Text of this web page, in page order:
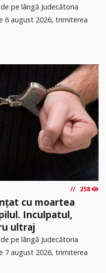
pe lângă Judecătoria
6 august 2026, trimiterea
258
cu moartea
Inculpatul,
ultraj
pe lângă Judecătoria
7 august 2026, trimiterea